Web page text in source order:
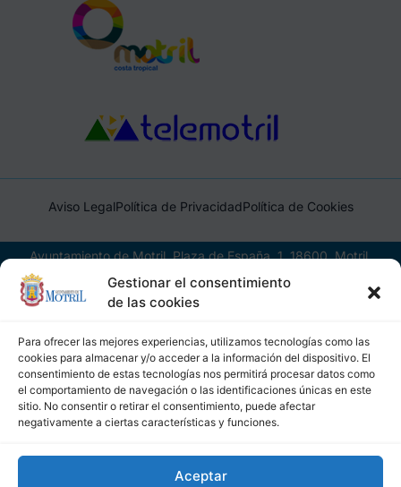
Gestionar el consentimiento
de las cookies
Para ofrecer las mejores experiencias, utilizamos tecnologías como las
cookies para almacenar y/o acceder a la información del dispositivo. El
consentimiento de estas tecnologías nos permitirá procesar datos como
el comportamiento de navegación o las identificaciones únicas en este
sitio. No consentir o retirar el consentimiento, puede afectar
negativamente a ciertas características y funciones.
Aceptar
Aviso LegalPolítica de PrivacidadPolítica de Cookies
Ayuntamiento de Motril, Plaza de España, 1, 18600, Motril,
(Granada), CIF: P1814200J, DIR3: L01181400